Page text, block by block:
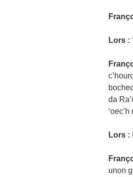
Lors :
da
Lors :
unon